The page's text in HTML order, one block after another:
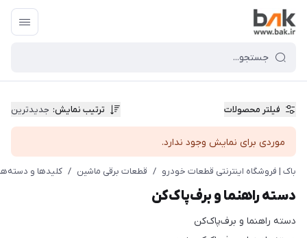
فیلتر محصولات ترتیب نمایش: جدیدترین
موردی برای نمایش وجود ندارد.
باک | فروشگاه اینترنتی قطعات خودرو / قطعات برقی ماشین / کلیدها و
دسته راهنما و برف‌پاک‌کن
دسته راهنما و برف‌پاک‌کن